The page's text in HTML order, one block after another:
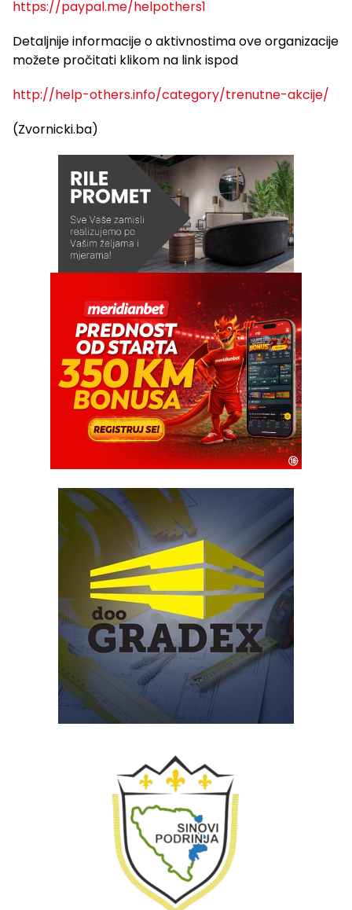
https://paypal.me/helpothers1
Detaljnije informacije o aktivnostima ove organizacije
možete pročitati klikom na link ispod
http://help-others.info/category/trenutne-akcije/
(Zvornicki.ba)